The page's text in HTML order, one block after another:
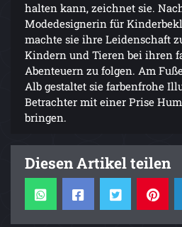
halten kann, zeichnet sie.
Modedesignerin für
machte sie ihre Leidenschaft
Kindern und Tieren bei ihren
Abenteuern zu folgen. Am
Alb gestaltet sie farbenfrohe
Betrachter mit einer Prise
bringen.
Diesen Artikel teilen